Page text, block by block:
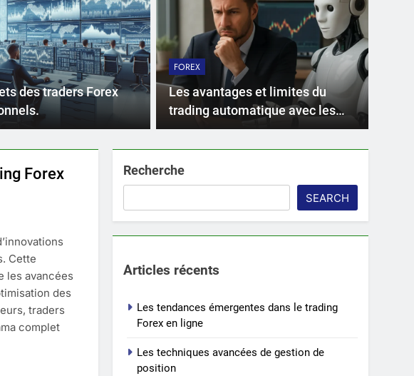
pour profiter des
de news
de marché déclenchés par les annonces économiques
opportunités uniques pour les…
des traders Forex
FOREX
Les avantages et limites du
trading automatique avec les
robots Forex
Forex
Cette
les avancées
des
traders
complet
Recherche
SEARCH
Articles récents
Les tendances émergentes dans le trading
Forex en ligne
Les techniques avancées de gestion de
position